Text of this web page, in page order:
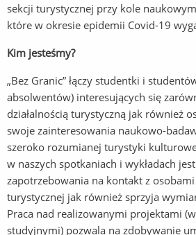
sekcji turystycznej przy kole
które w okresie epidemii Covid-19
Kim jesteśmy?
„Bez Granic” łączy studentki i
absolwentów) interesujących się
działalnością turystyczną jak również
swoje zainteresowania naukowo-
szeroko rozumianej turystyki
w naszych spotkaniach i wykładach
zapotrzebowania na kontakt z
turystycznej jak również sprzyja
Praca nad realizowanymi projektami
studyjnymi) pozwala na zdobywanie